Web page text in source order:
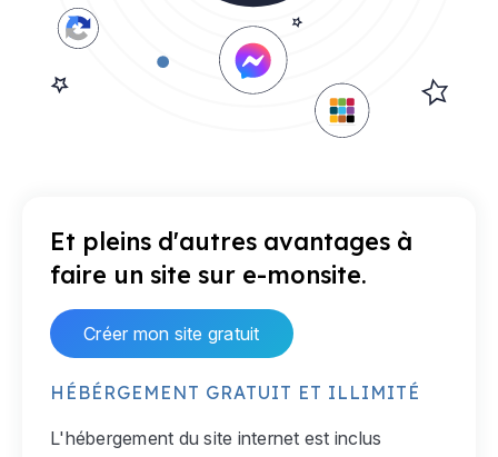
Et pleins d'autres avantages à
faire un site sur e-monsite.
Créer mon site gratuit
HÉBÉRGEMENT GRATUIT ET ILLIMITÉ
L'hébergement du site internet est inclus